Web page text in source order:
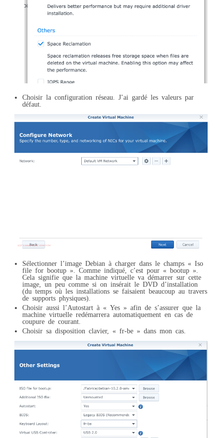
Choisir la configuration réseau. J’ai gardé les valeurs par
défaut.
Sélectionner l’image Debian à charger dans le champs « Iso
file for bootup ». Comme indiqué, c’est pour « bootup ».
Cela signifie que la machine virtuelle va démarrer sur cette
image, un peu comme si on insérait le DVD d’installation
(du temps où les installations se faisaient beaucoup au travers
de supports physiques).
Choisir aussi l’Autostart à « Yes » afin de s’assurer que la
machine virtuelle redémarrera automatiquement en cas de
coupure de courant.
Choisir sa disposition clavier, « fr-be » dans mon cas.